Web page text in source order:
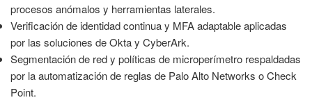
procesos anómalos y herramientas laterales.
Verificación de identidad continua y MFA adaptable aplicadas
por las soluciones de Okta y CyberArk.
Segmentación de red y políticas de microperímetro respaldadas
por la automatización de reglas de Palo Alto Networks o Check
Point.